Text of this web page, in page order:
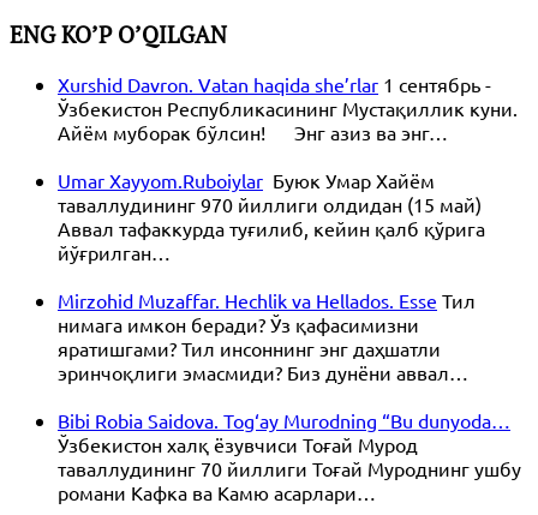
ENG KO’P O’QILGAN
Xurshid Davron. Vatan haqida she’rlar 1 сентябрь -
Ўзбекистон Республикасининг Мустақиллик куни.
Айём муборак бўлсин! Энг азиз ва энг…
Umar Xayyom.Ruboiylar Буюк Умар Хайём
таваллудининг 970 йиллиги олдидан (15 май)
Аввал тафаккурда туғилиб, кейин қалб қўрига
йўғрилган…
Mirzohid Muzaffar. Hechlik va Hellados. Esse Тил
нимага имкон беради? Ўз қафасимизни
яратишгами? Тил инсоннинг энг даҳшатли
эринчоқлиги эмасмиди? Биз дунёни аввал…
Bibi Robia Saidova. Tog‘ay Murodning “Bu dunyoda…
Ўзбекистон халқ ёзувчиси Тоғай Мурод
таваллудининг 70 йиллиги Тоғай Муроднинг ушбу
романи Кафка ва Камю асарлари…